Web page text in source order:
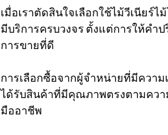
เมื่อเราตัดสินใจเลือกใช้ไม้วีเนีย
มีบริการครบวงจร ตั้งแต่การให้คำ
การขายที่ดี
การเลือกซื้อจากผู้จำหน่ายที่มีควา
ได้รับสินค้าที่มีคุณภาพตรงตามควา
มืออาชีพ